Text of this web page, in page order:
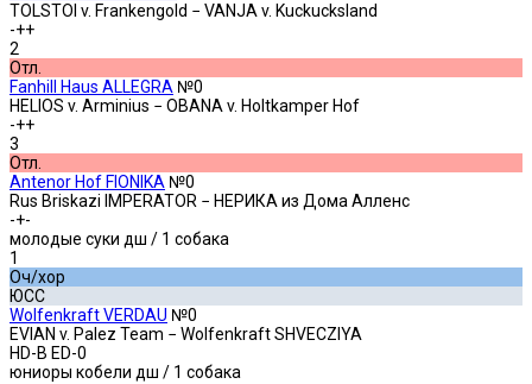
TOLSTOI v. Frankengold − VANJA v. Kuckucksland
-++
2
Отл.
Fanhill Haus ALLEGRA №0
HELIOS v. Arminius − OBANA v. Holtkamper Hof
-++
3
Отл.
Antenor Hof FIONIKA №0
Rus Briskazi IMPERATOR − НЕРИКА из Дома Алленс
-+-
молодые суки дш / 1 собака
1
Оч/хор
ЮСС
Wolfenkraft VERDAU №0
EVIAN v. Palez Team − Wolfenkraft SHVECZIYA
HD-B ED-0
юниоры кобели дш / 1 собака